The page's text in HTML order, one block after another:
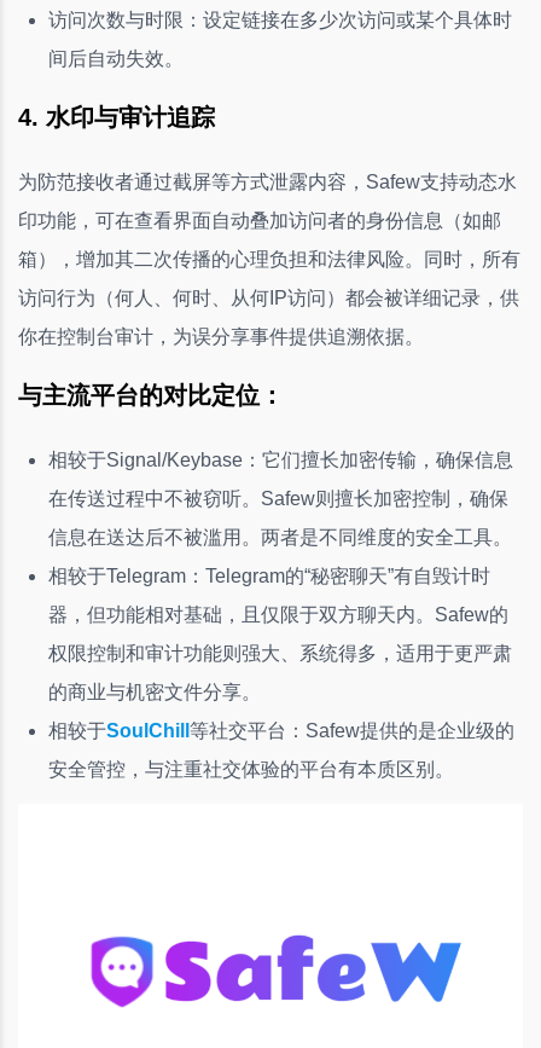
访问次数与时限：设定链接在多少次访问或某个具体时
间后自动失效。
4. 水印与审计追踪
为防范接收者通过截屏等方式泄露内容，Safew支持动态水
印功能，可在查看界面自动叠加访问者的身份信息（如邮
箱），增加其二次传播的心理负担和法律风险。同时，所有
访问行为（何人、何时、从何IP访问）都会被详细记录，供
你在控制台审计，为误分享事件提供追溯依据。
与主流平台的对比定位：
相较于Signal/Keybase：它们擅长加密传输，确保信息
在传送过程中不被窃听。Safew则擅长加密控制，确保
信息在送达后不被滥用。两者是不同维度的安全工具。
相较于Telegram：Telegram的“秘密聊天”有自毁计时
器，但功能相对基础，且仅限于双方聊天内。Safew的
权限控制和审计功能则强大、系统得多，适用于更严肃
的商业与机密文件分享。
相较于SoulChill 等社交平台：Safew提供的是企业级的
安全管控，与注重社交体验的平台有本质区别。